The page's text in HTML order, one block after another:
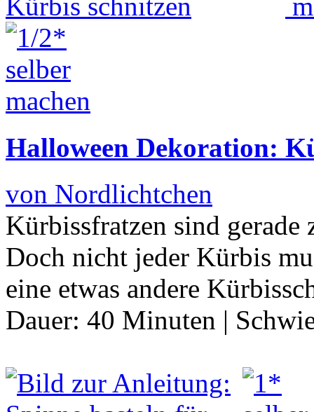
Halloween Dekoration:
von Nordlichtchen
Kürbissfratzen sind
Doch nicht jeder Kürbis
eine etwas andere
Dauer: 40 Minuten |